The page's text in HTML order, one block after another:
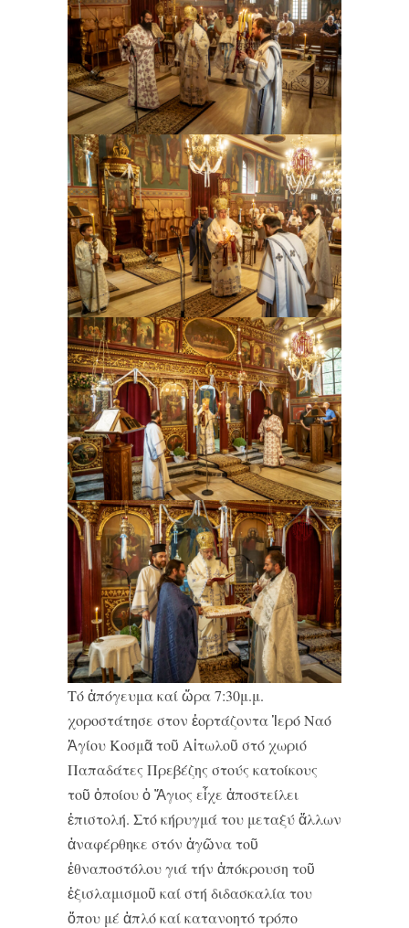
Τό ἀπόγευμα καί ὥρα 7:30μ.μ.
χοροστάτησε στον ἑορτάζοντα Ἱερό Ναό
Ἁγίου Κοσμᾶ τοῦ Αἰτωλοῦ στό χωριό
Παπαδάτες Πρεβέζης στούς κατοίκους
τοῦ ὁποίου ὁ Ἅγιος εἶχε ἀποστείλει
ἐπιστολή. Στό κήρυγμά του μεταξύ ἄλλων
ἀναφέρθηκε στόν ἀγῶνα τοῦ
ἐθναποστόλου γιά τήν ἀπόκρουση τοῦ
ἐξισλαμισμοῦ καί στή διδασκαλία του
ὅπου μέ ἁπλό καί κατανοητό τρόπο